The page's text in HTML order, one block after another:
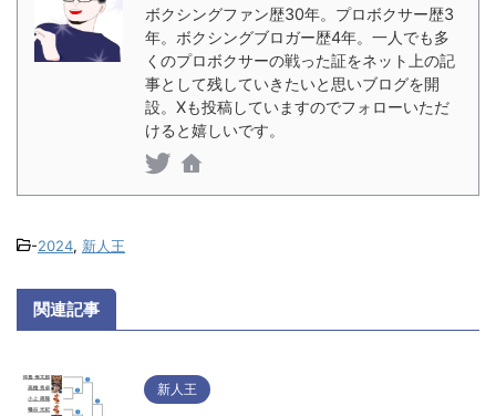
ボクシングファン歴30年。プロボクサー歴3
年。ボクシングブロガー歴4年。一人でも多
くのプロボクサーの戦った証をネット上の記
事として残していきたいと思いブログを開
設。Xも投稿していますのでフォローいただ
けると嬉しいです。
-2024, 新人王
関連記事
新人王